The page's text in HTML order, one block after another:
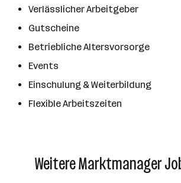
Verlässlicher Arbeitgeber
Gutscheine
Betriebliche Altersvorsorge
Events
Einschulung & Weiterbildung
Flexible Arbeitszeiten
Weitere Marktmanager